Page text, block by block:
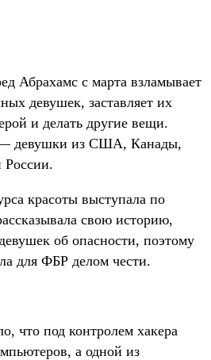
Абрахамс с марта взламывает
девушек, заставляет их
и делать другие вещи.
девушки из США, Канады,
красоты выступала по
свою историю,
об опасности, поэтому
для ФБР делом чести.
что под контролем хакера
а одной из